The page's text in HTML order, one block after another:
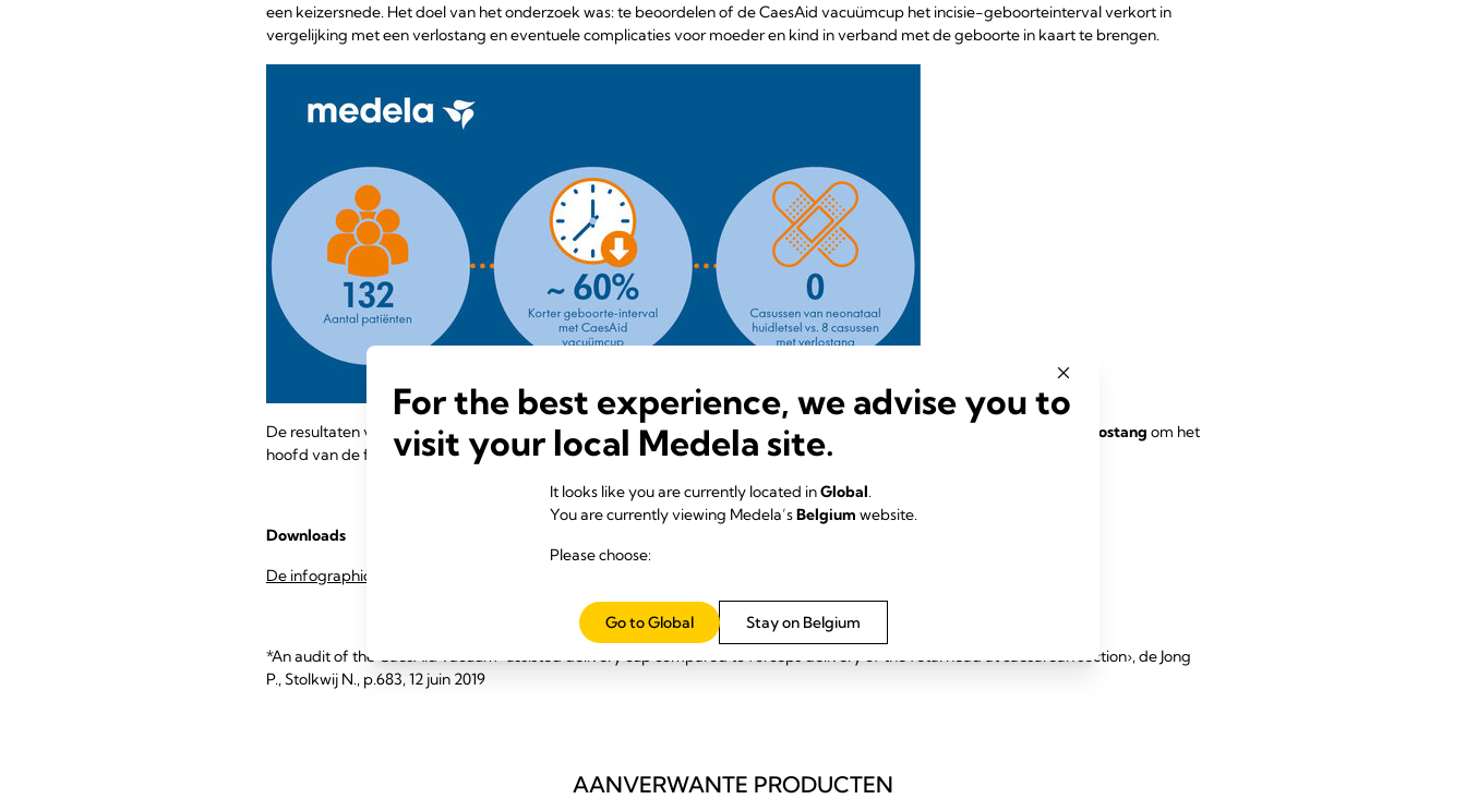
een keizersnede. Het doel van het onderzoek was: te beoordelen of de CaesAid vacuümcup het incisie-geboorteinterval verkort in
vergelijking met een verlostang en eventuele complicaties voor moeder en kind in verband met de geboorte in kaart te brengen.
De resultaten van deze studie wijzen erop dat de CaesAid vacuümcup een veilig en efficiënt alternatief is voor de verlostang om het
hoofd van de foetus tijdens het uitvoeren van een keizersnede geboren te laten worden.
Downloads
De infographic pdf downloaden (pdf)
*An audit of the CaesAid vacuum-assisted delivery cup compared to forceps delivery of the fetal head at caesarean section›, de Jong
P., Stolkwij N., p.683, 12 juin 2019
AANVERWANTE PRODUCTEN
For the best experience, we advise you to
visit your local Medela site.
It looks like you are currently located inGlobal.
You are currently viewing Medela’sBelgium website.
Please choose:
Stay on Belgium
Go to Global